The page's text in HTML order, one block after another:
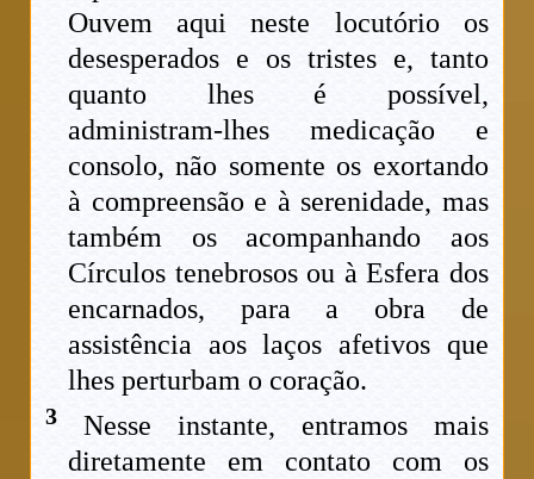
Ouvem aqui neste locutório os
desesperados e os tristes e, tanto
quanto lhes é possível,
administram-lhes medicação e
consolo, não somente os exortando
à compreensão e à serenidade, mas
também os acompanhando aos
Círculos tenebrosos ou à Esfera dos
encarnados, para a obra de
assistência aos laços afetivos que
lhes perturbam o coração.
3 Nesse instante, entramos mais
diretamente em contato com os